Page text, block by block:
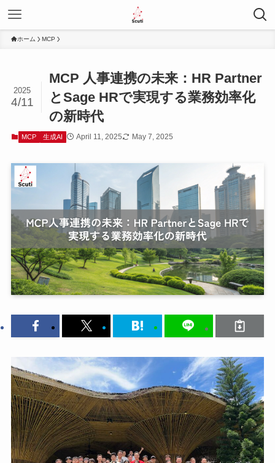
ホーム MCP
MCP 人事連携の未来：HR Partner
とSage HRで実現する業務効率化
の新時代
2025
4/11
MCP 生成AI April 11, 2025 May 7, 2025